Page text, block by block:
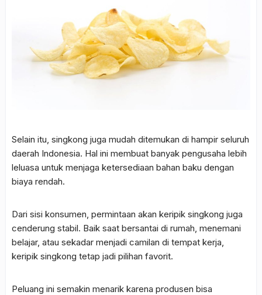
Selain itu, singkong juga mudah ditemukan di hampir seluruh
daerah Indonesia. Hal ini membuat banyak pengusaha lebih
leluasa untuk menjaga ketersediaan bahan baku dengan
biaya rendah.
Dari sisi konsumen, permintaan akan keripik singkong juga
cenderung stabil. Baik saat bersantai di rumah, menemani
belajar, atau sekadar menjadi camilan di tempat kerja,
keripik singkong tetap jadi pilihan favorit.
Peluang ini semakin menarik karena produsen bisa